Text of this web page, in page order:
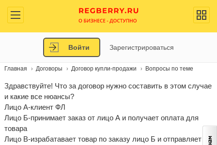
Войти Зарегистрироваться
Главная Договоры Договор купли-продажи Вопросы по теме
Здравствуйте! Что за договор нужно составить в этом случае
и какие все нюансы?
Лицо А-клиент ФЛ
Лицо Б-принимает заказ от лицо А и получает оплата для
товара
Лицо В-израбатавает товар по заказу лицо Б и отправляет